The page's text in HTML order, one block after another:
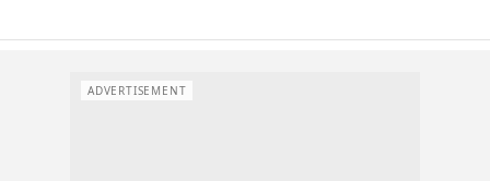
ADVERTISEMENT